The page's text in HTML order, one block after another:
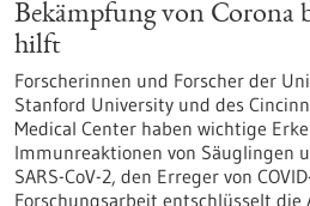
Bekämpfung von Corona
hilft
Forscherinnen und Forscher der
Stanford University und des
Medical Center haben wichtige
Immunreaktionen von Säuglingen
SARS-CoV-2, den Erreger von
Forschungsarbeit entschlüsselt die